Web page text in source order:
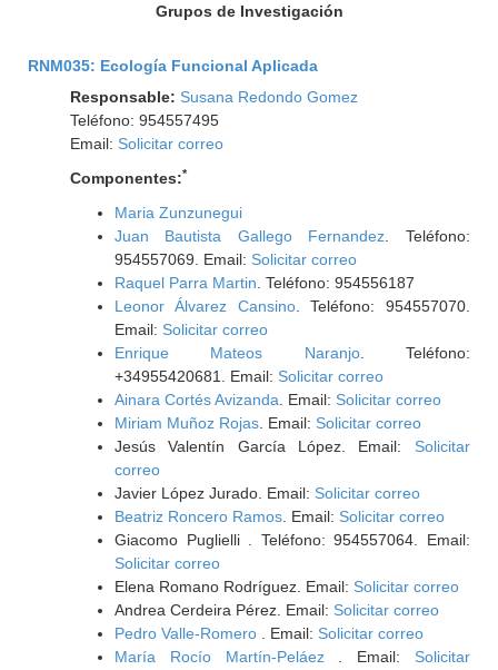
Grupos de Investigación
RNM035: Ecología Funcional Aplicada
Responsable: Susana Redondo Gomez
Teléfono: 954557495
Email: Solicitar correo
Componentes:*
Maria Zunzunegui
Juan Bautista Gallego Fernandez . Teléfono:
954557069. Email: Solicitar correo
Raquel Parra Martin . Teléfono: 954556187
Leonor Álvarez Cansino. Teléfono: 954557070.
Email: Solicitar correo
Enrique Mateos Naranjo. Teléfono:
+34955420681. Email: Solicitar correo
Ainara Cortés Avizanda . Email: Solicitar correo
Miriam Muñoz Rojas. Email: Solicitar correo
Jesús Valentín García López. Email: Solicitar
correo
Javier López Jurado. Email: Solicitar correo
Beatriz Roncero Ramos. Email: Solicitar correo
Giacomo Puglielli . Teléfono: 954557064. Email:
Solicitar correo
Elena Romano Rodríguez. Email: Solicitar correo
Andrea Cerdeira Pérez. Email: Solicitar correo
Pedro Valle-Romero
. Email: Solicitar correo
María Rocío Martín-Peláez
. Email: Solicitar